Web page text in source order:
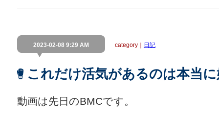
2023-02-08 9:29 AM category｜ 日記
これだけ活気があるのは本当
動画は先日のBMCです。